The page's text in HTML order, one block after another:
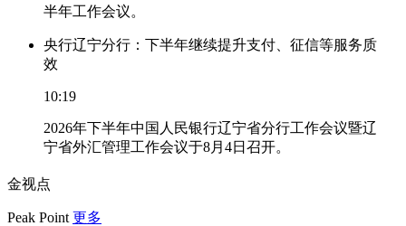
半年工作会议。
央行辽宁分行：下半年继续提升支付、征信等服务质
效
10:19
2026年下半年中国人民银行辽宁省分行工作会议暨辽
宁省外汇管理工作会议于8月4日召开。
金视点
Peak Point 更多